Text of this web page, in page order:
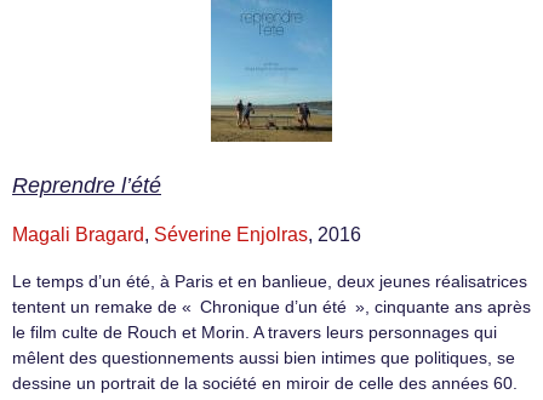
Reprendre l’été
Magali Bragard, Séverine Enjolras, 2016
Le temps d’un été, à Paris et en banlieue, deux jeunes réalisatrices
tentent un remake de « Chronique d’un été », cinquante ans après
le film culte de Rouch et Morin. A travers leurs personnages qui
mêlent des questionnements aussi bien intimes que politiques, se
dessine un portrait de la société en miroir de celle des années 60.